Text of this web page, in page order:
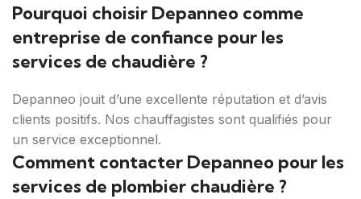
Pourquoi choisir Depanneo comme
entreprise de confiance pour les
services de chaudière ?
Depanneo jouit d’une excellente réputation et d’avis
clients positifs. Nos chauffagistes sont qualifiés pour
un service exceptionnel.
Comment contacter Depanneo pour les
services de plombier chaudière ?